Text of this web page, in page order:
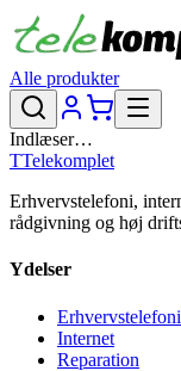
Alle produkter
Indlæser…
TTelekomplet
Erhvervstelefoni,
rådgivning og høj
Ydelser
Erhvervstelefoni
Internet
Reparation